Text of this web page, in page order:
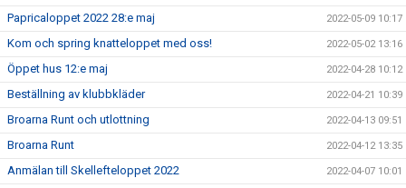
Papricaloppet 2022 28:e maj 2022-05-09 10:17
Kom och spring knatteloppet med oss! 2022-05-02 13:16
Öppet hus 12:e maj 2022-04-28 10:12
Beställning av klubbkläder 2022-04-21 10:39
Broarna Runt och utlottning 2022-04-13 09:51
Broarna Runt 2022-04-12 13:35
Anmälan till Skellefteloppet 2022 2022-04-07 10:01